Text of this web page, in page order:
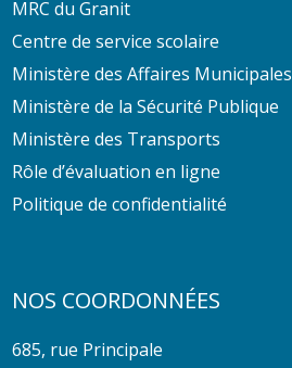
MRC du Granit
Centre de service scolaire
Ministère des Affaires Municipales
Ministère de la Sécurité Publique
Ministère des Transports
Rôle d’évaluation en ligne
Politique de confidentialité
NOS COORDONNÉES
685, rue Principale